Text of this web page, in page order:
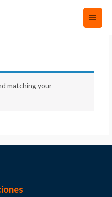
matching your